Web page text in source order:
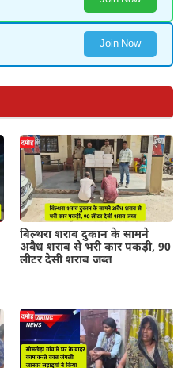
Join Now
बिल्थरा शराब दुकान के सामने
अवैध शराब से भरी कार पकड़ी, 90
लीटर देसी शराब जब्त